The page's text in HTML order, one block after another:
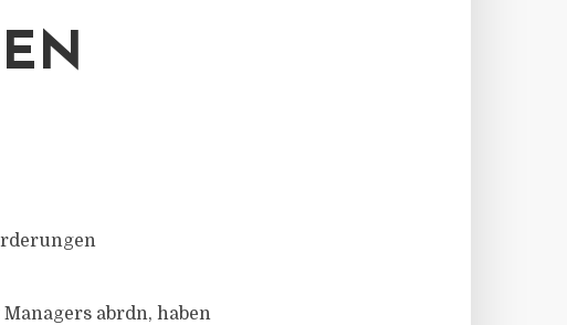
abrdn, haben